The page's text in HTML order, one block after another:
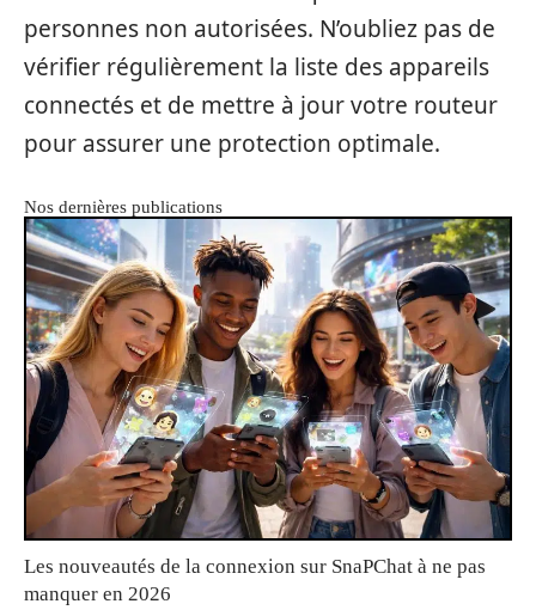
personnes non autorisées. N’oubliez pas de
vérifier régulièrement la liste des appareils
connectés et de mettre à jour votre routeur
pour assurer une protection optimale.
Nos dernières publications
Les nouveautés de la connexion sur SnaPChat à ne pas
manquer en 2026